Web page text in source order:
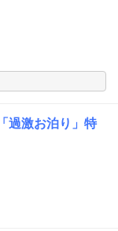
過激お泊り」特